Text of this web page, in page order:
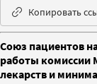
Копировать
Союз пациентов
работы комиссии
лекарств и